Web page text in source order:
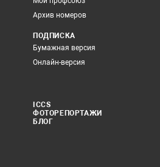
Архив номеров
ПОДПИСКА
Бумажная версия
Онлайн-версия
ICCS
ФОТОРЕПОРТАЖИ
БЛОГ